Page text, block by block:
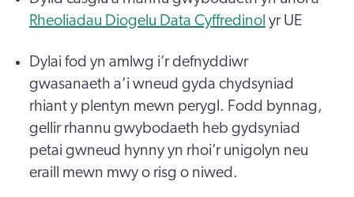
Rheoliadau Diogelu Data Cyffredinol yr UE
Dylai fod yn amlwg i’r defnyddiwr
gwasanaeth a’i wneud gyda chydsyniad
rhiant y plentyn mewn perygl. Fodd bynnag,
gellir rhannu gwybodaeth heb gydsyniad
petai gwneud hynny yn rhoi’r unigolyn neu
eraill mewn mwy o risg o niwed.